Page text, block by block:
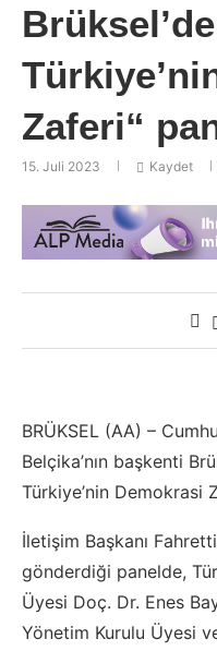
Zaferi“
15. Juli 2023 Kaydet
BRÜKSEL (AA) –
Belçika’nın başkenti
Türkiye’nin Demokrasi
İletişim Başkanı
gönderdiği panelde,
Üyesi Doç. Dr. Enes
Yönetim Kurulu Üyesi